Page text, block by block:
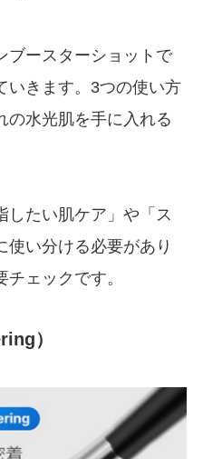
ブースターショットで
いきます。3つの使い方
の水光肌を手に入れる
したい肌ケア」や「ス
使い分ける必要があり
ェックです。
）